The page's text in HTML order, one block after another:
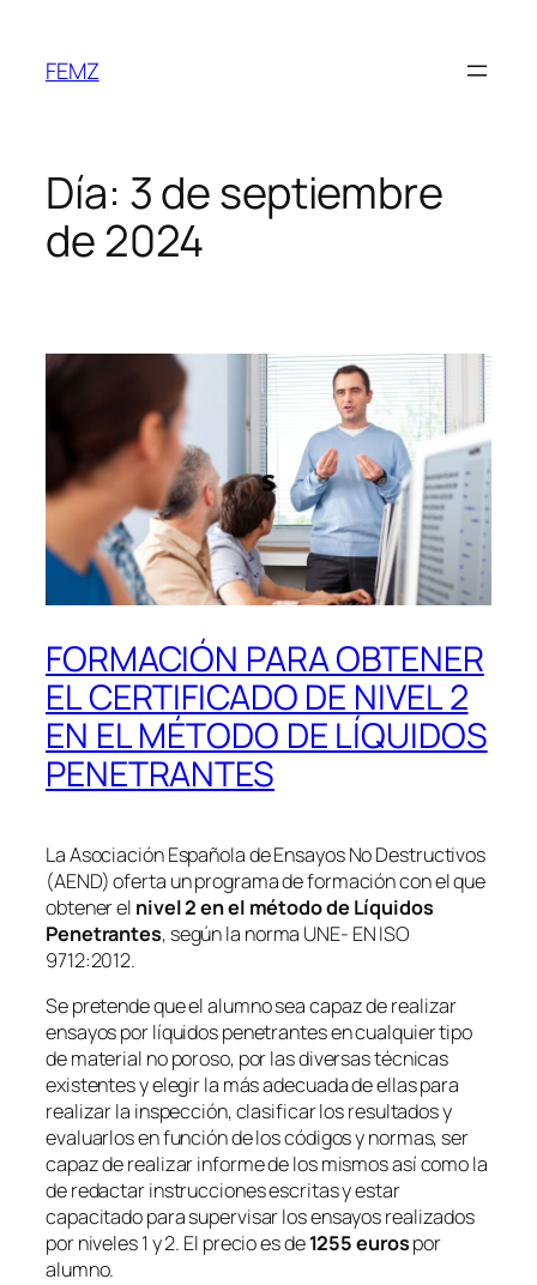
FEMZ
Día: 3 de septiembre
de 2024
FORMACIÓN PARA OBTENER
EL CERTIFICADO DE NIVEL 2
EN EL MÉTODO DE LÍQUIDOS
PENETRANTES
La Asociación Española de Ensayos No Destructivos
(AEND) oferta un programa de formación con el que
obtener el nivel 2 en el método de Líquidos
Penetrantes, según la norma UNE- EN ISO
9712:2012.
Se pretende que el alumno sea capaz de realizar
ensayos por líquidos penetrantes en cualquier tipo
de material no poroso, por las diversas técnicas
existentes y elegir la más adecuada de ellas para
realizar la inspección, clasificar los resultados y
evaluarlos en función de los códigos y normas, ser
capaz de realizar informe de los mismos así como la
de redactar instrucciones escritas y estar
capacitado para supervisar los ensayos realizados
por niveles 1 y 2. El precio es de1255 eurospor
alumno.